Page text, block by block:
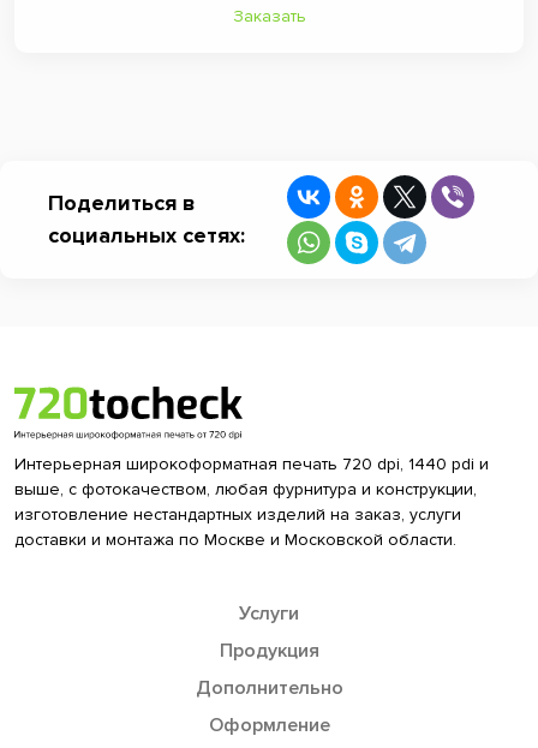
Заказать
Поделиться в
социальных сетях:
Интерьерная широкоформатная печать 720 dpi, 1440 pdi и
выше, с фотокачеством, любая фурнитура и конструкции,
изготовление нестандартных изделий на заказ, услуги
доставки и монтажа по Москве и Московской области.
Услуги
Продукция
Дополнительно
Оформление